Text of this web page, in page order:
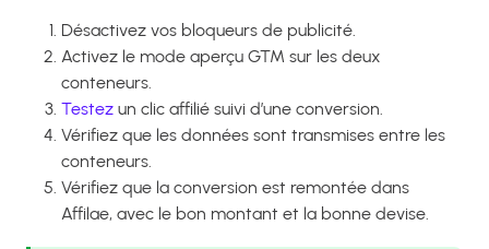
Désactivez vos bloqueurs de publicité.
Activez le mode aperçu GTM sur les deux
conteneurs.
Testez un clic affilié suivi d’une conversion.
Vérifiez que les données sont transmises entre les
conteneurs.
Vérifiez que la conversion est remontée dans
Affilae, avec le bon montant et la bonne devise.